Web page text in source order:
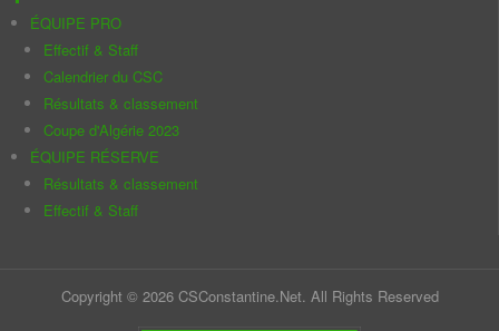
ÉQUIPE PRO
Effectif & Staff
Calendrier du CSC
Résultats & classement
Coupe d'Algérie 2023
ÉQUIPE RÉSERVE
Résultats & classement
Effectif & Staff
Copyright © 2026 CSConstantine.Net. All Rights Reserved